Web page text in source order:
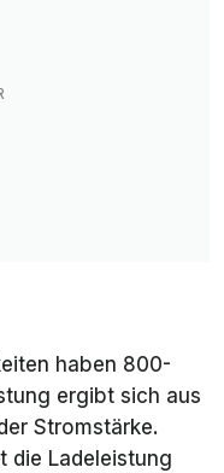
haben 800-
ergibt sich aus
Stromstärke.
die Ladeleistung